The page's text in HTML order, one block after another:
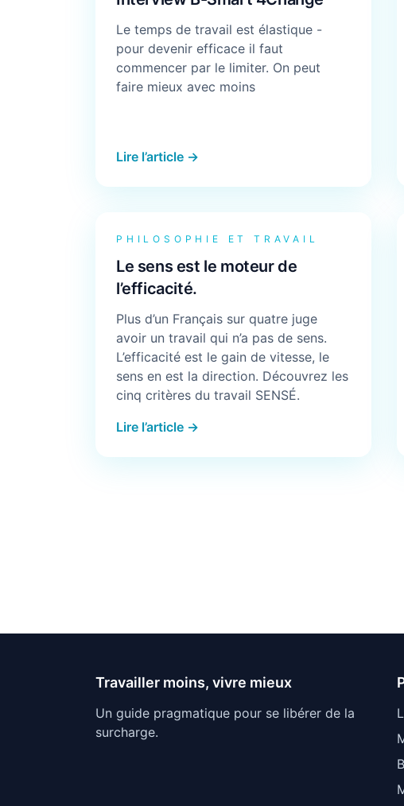
Le temps de travail est élastique -
pour devenir efficace il faut
commencer par le limiter. On peut
faire mieux avec moins
Lire l’article →
PHILOSOPHIE ET TRAVAIL
Le sens est le moteur de
l’efficacité.
Plus d’un Français sur quatre juge
avoir un travail qui n’a pas de sens.
L’efficacité est le gain de vitesse, le
sens en est la direction. Découvrez les
cinq critères du travail SENSÉ.
Lire l’article →
Travailler moins, vivre mieux
Un guide pragmatique pour se libérer de la
surcharge.